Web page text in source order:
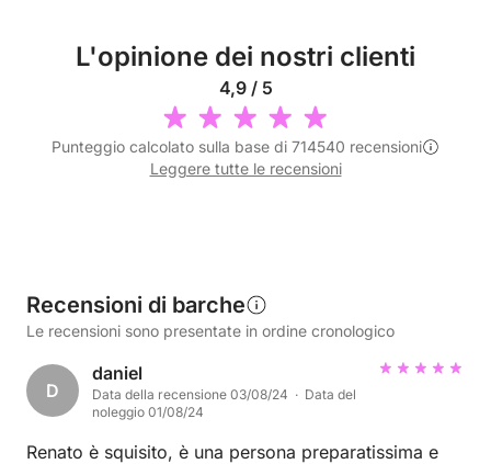
L'opinione dei nostri clienti
4,9 / 5
Punteggio calcolato sulla base di 714540 recensioni
Leggere tutte le recensioni
Recensioni di barche
Le recensioni sono presentate in ordine cronologico
D
daniel
Data della recensione 03/08/24 · Data del
noleggio 01/08/24
Renato è squisito, è una persona preparatissima e